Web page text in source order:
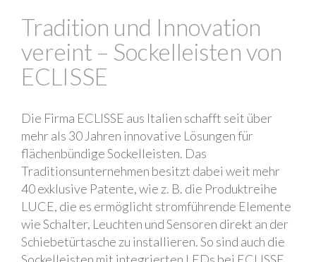
Tradition und Innovation
vereint – Sockelleisten von
ECLISSE
Die Firma ECLISSE aus Italien schafft seit über
mehr als 30 Jahren innovative Lösungen für
flächenbündige Sockelleisten. Das
Traditionsunternehmen besitzt dabei weit mehr
40 exklusive Patente, wie z. B. die Produktreihe
LUCE, die es ermöglicht stromführende Elemente
wie Schalter, Leuchten und Sensoren direkt an der
Schiebetürtasche zu installieren. So sind auch die